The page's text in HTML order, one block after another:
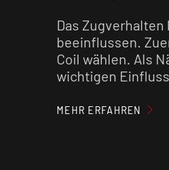
Das
beeinflussen.
Coil wählen. Als
wichtigen
Cap, die dir eine
MEHR ERFAHREN